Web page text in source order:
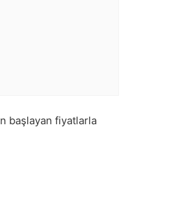
başlayan fiyatlarla